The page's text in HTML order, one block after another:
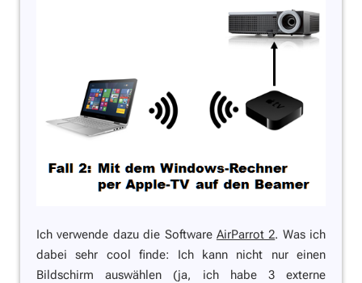
Ich verwende dazu die Software AirParrot 2. Was ich
dabei sehr cool finde: Ich kann nicht nur einen
Bildschirm auswählen (ja, ich habe 3 externe